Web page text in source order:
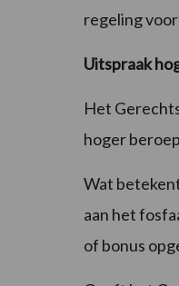
regeling
Uitspraak
Het
hoger
Wat
aan het
of bonus